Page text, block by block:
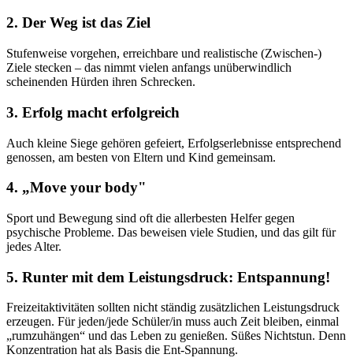
2. Der Weg ist das Ziel
Stufenweise vorgehen, erreichbare und realistische (Zwischen-)
Ziele stecken – das nimmt vielen anfangs unüberwindlich
scheinenden Hürden ihren Schrecken.
3. Erfolg macht erfolgreich
Auch kleine Siege gehören gefeiert, Erfolgserlebnisse entsprechend
genossen, am besten von Eltern und Kind gemeinsam.
4. „Move your body"
Sport und Bewegung sind oft die allerbesten Helfer gegen
psychische Probleme. Das beweisen viele Studien, und das gilt für
jedes Alter.
5. Runter mit dem Leistungsdruck: Entspannung!
Freizeitaktivitäten sollten nicht ständig zusätzlichen Leistungsdruck
erzeugen. Für jeden/jede Schüler/in muss auch Zeit bleiben, einmal
„rumzuhängen“ und das Leben zu genießen. Süßes Nichtstun. Denn
Konzentration hat als Basis die Ent-Spannung.